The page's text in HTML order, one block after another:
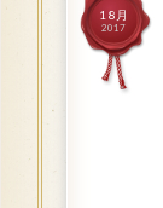
1 8月
2017